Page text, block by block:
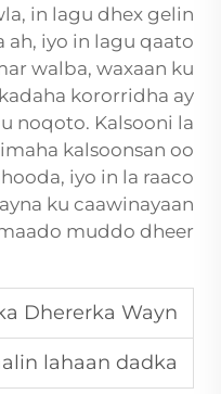
in lagu dhex gelin
ah, iyo in lagu qaato
walba, waxaan ku
kororridha ay
noqoto. Kalsooni la
kalsoonsan oo
iyo in la raaco
ku caawinayaan
muddo dheer.
Nidaamka Wararka Dhererka Wayn?
lagu dhisno iyo ka ilaalin lahaan dadka?